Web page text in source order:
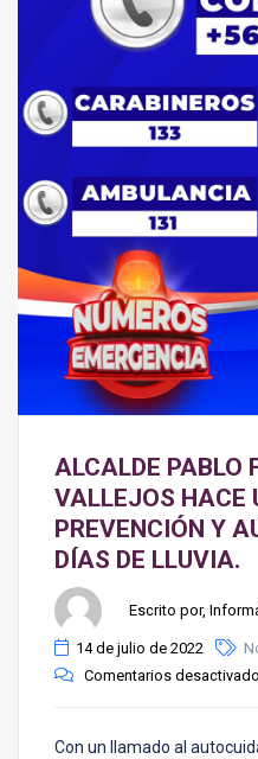
ALCALDE PABLO
VALLEJOS HACE
PREVENCIÓN Y
DÍAS DE LLUVIA.
Escrito por,
14 de julio de 2022
Comentarios
Con un llamado al